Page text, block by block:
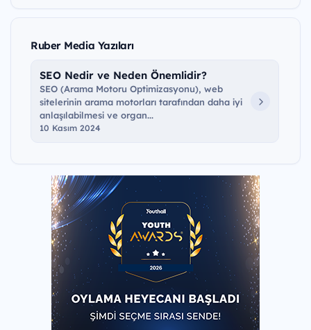
Ruber Media Yazıları
SEO Nedir ve Neden Önemlidir?
SEO (Arama Motoru Optimizasyonu), web
sitelerinin arama motorları tarafından daha iyi
anlaşılabilmesi ve organ...
10 Kasım 2024